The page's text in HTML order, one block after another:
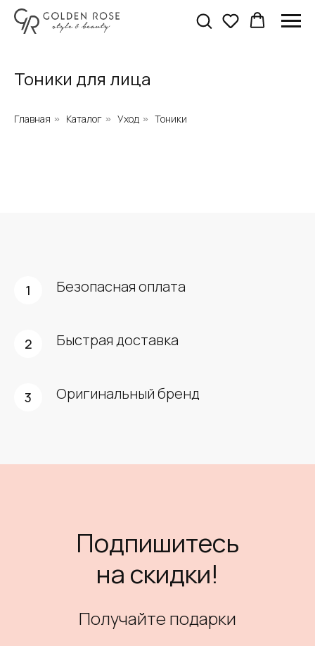
Тоники для лица
Главная » Каталог » Уход » Тоники
Безопасная оплата
Быстрая доставка
Оригинальный бренд
Подпишитесь
на скидки!
Получайте подарки